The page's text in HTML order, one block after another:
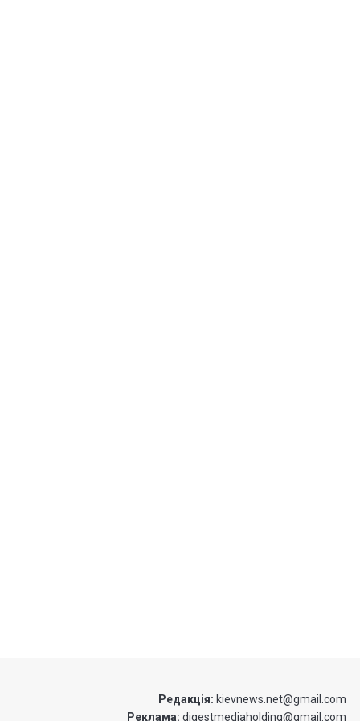
Редакція: kievnews.net@gmail.com
Реклама: digestmediaholding@gmail.com